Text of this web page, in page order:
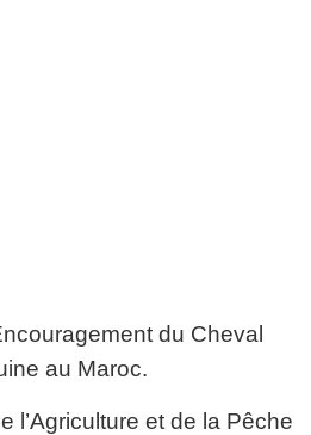
du Cheval
au Maroc.
l’Agriculture et de la Pêche